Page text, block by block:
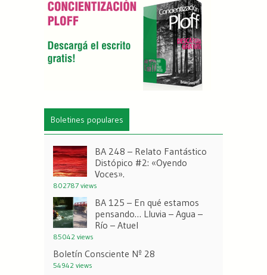
Boletines populares
BA 248 – Relato Fantástico
Distópico #2: «Oyendo
Voces».
802787 views
BA 125 – En qué estamos
pensando… Lluvia – Agua –
Río – Atuel
85042 views
Boletín Consciente Nº 28
54942 views